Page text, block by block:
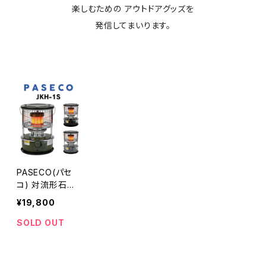
楽しむための アウトドアグッズを
発信してまいります。
PASECO(パセ
コ) 対流形石油
ストーブ JKH-1
¥19,800
SOLD OUT